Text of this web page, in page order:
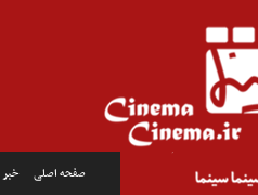
صفحه اصلی خبر